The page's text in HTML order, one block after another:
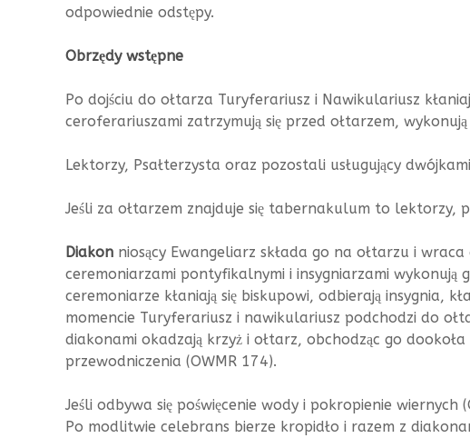
odpowiednie odstępy.
Obrzędy wstępne
Po dojściu do ołtarza Turyferariusz i Nawikulariusz
ceroferariuszami zatrzymują się przed ołtarzem,
Lektorzy, Psałterzysta oraz pozostali usługujący
Jeśli za ołtarzem znajduje się tabernakulum to lektorzy,
Diakon niosący Ewangeliarz składa go na ołtarzu i
ceremoniarzami pontyfikalnymi i insygniarzami wykonują
ceremoniarze kłaniają się biskupowi, odbierają insygnia,
momencie Turyferariusz i nawikulariusz podchodzi do
diakonami okadzają krzyż i ołtarz, obchodząc go
przewodniczenia (OWMR 174).
Jeśli odbywa się poświęcenie wody i pokropienie
Po modlitwie celebrans bierze kropidło i razem z